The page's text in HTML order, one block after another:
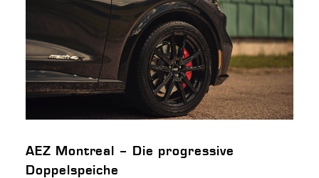
AEZ Montreal – Die progressive
Doppelspeiche